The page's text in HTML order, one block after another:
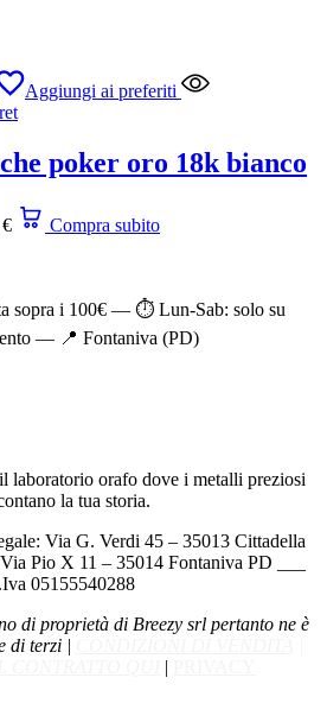
Aggiungi ai preferiti
poker oro 18k bianco
€ Compra subito
sopra i 100€ — ⏱️ Lun-Sab: solo su
— 📍 Fontaniva (PD)
laboratorio orafo dove i metalli preziosi
la tua storia.
Via G. Verdi 45 – 35013 Cittadella
Pio X 11 – 35014 Fontaniva PD ___
05155540288
di proprietà di Breezy srl pertanto ne è
di terzi |
|